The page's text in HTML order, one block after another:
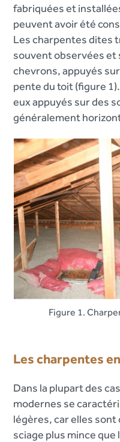
fabriquées et
peuvent avoir été
Les charpentes dites
souvent observées
chevrons, appuyés
pente du toit (figure
eux appuyés sur des
généralement
Figure 1.
Les charpentes
Dans la plupart des
modernes se
légères, car elles
sciage plus mince